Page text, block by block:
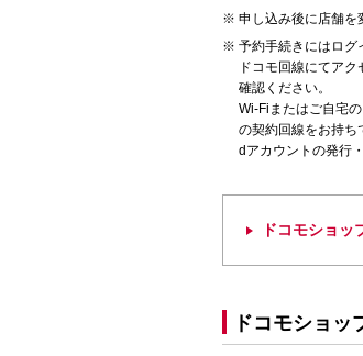
申し込み後に店舗を
予約手続きにはログ
ドコモ回線にてア
確認ください。
Wi-Fiまたはご自宅
の契約回線をお持ち
dアカウントの発行
ドコモショッ
ドコモショッ